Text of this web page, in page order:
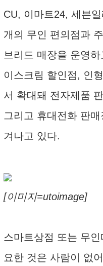
CU, 이마트24, 세븐
개의 무인 편의점과
브리드 매장을 운영
이스크림 할인점, 인
서 확대돼 전자제품
그리고 휴대전화 판
겨나고 있다.
[이미지=utoimage]
스마트상점 또는 무
요한 것은 사람이 없